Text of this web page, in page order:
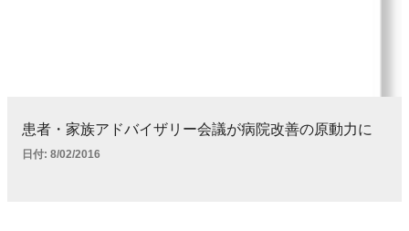
患者・家族アドバイザリー会議が病院改善の原動力に
日付: 8/02/2016